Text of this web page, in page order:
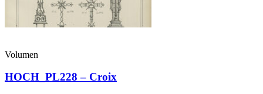
Volumen
HOCH_PL228 – Croix